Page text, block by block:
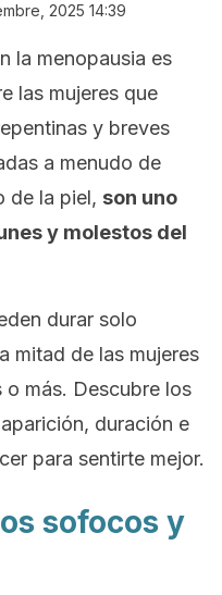
2025 14:39
la menopausia es
las mujeres que
y breves
a menudo de
de la piel, son uno
y molestos del
durar solo
mitad de las mujeres
más. Descubre los
duración e
para sentirte mejor.
sofocos y